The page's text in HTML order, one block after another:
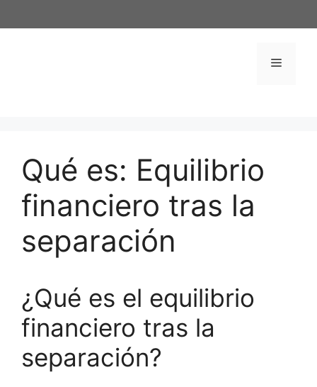
al
Menú
Qué es: Equilibrio
financiero tras la
separación
¿Qué es el equilibrio
financiero tras la
separación?